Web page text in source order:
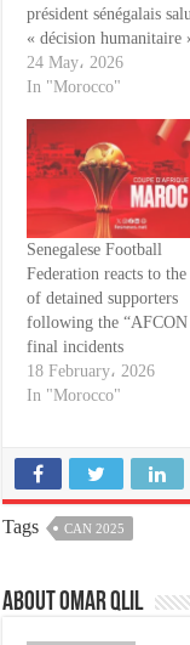
président sénégalais
« décision humanitaire
24 May، 2026
In "Morocco"
Senegalese Football
Federation reacts to the
of detained supporters
following the “AFCON
final incidents
18 February، 2026
In "Morocco"
Tags CAN 2025
About omar qlil